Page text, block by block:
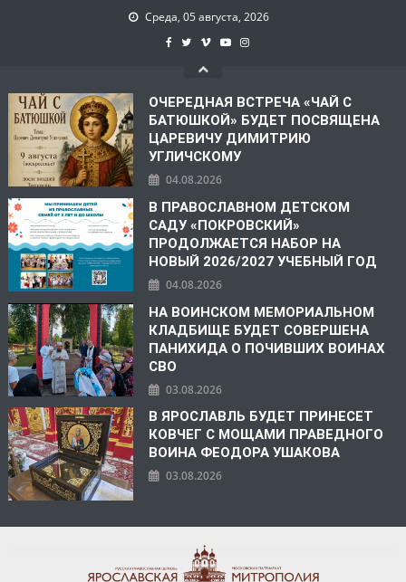
Среда, 05 августа, 2026
ОЧЕРЕДНАЯ ВСТРЕЧА «ЧАЙ С
БАТЮШКОЙ» БУДЕТ ПОСВЯЩЕНА
ЦАРЕВИЧУ ДИМИТРИЮ
УГЛИЧСКОМУ
04.08.2026
В ПРАВОСЛАВНОМ ДЕТСКОМ
САДУ «ПОКРОВСКИЙ»
ПРОДОЛЖАЕТСЯ НАБОР НА
НОВЫЙ 2026/2027 УЧЕБНЫЙ ГОД
04.08.2026
НА ВОИНСКОМ МЕМОРИАЛЬНОМ
КЛАДБИЩЕ БУДЕТ СОВЕРШЕНА
ПАНИХИДА О ПОЧИВШИХ ВОИНАХ
СВО
03.08.2026
В ЯРОСЛАВЛЬ БУДЕТ ПРИНЕСЕТ
КОВЧЕГ С МОЩАМИ ПРАВЕДНОГО
ВОИНА ФЕОДОРА УШАКОВА
03.08.2026